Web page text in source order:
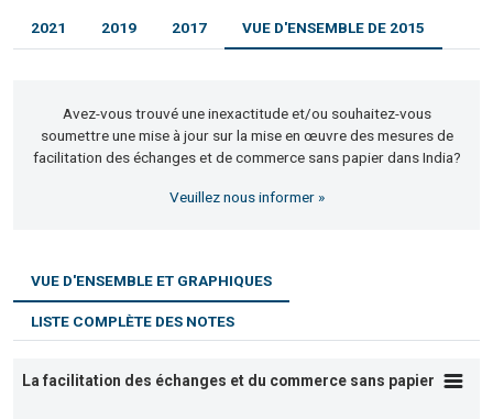
2021 2019 2017 VUE D'ENSEMBLE DE 2015
Avez-vous trouvé une inexactitude et/ou souhaitez-vous
soumettre une mise à jour sur la mise en œuvre des mesures de
facilitation des échanges et de commerce sans papier dans India?
Veuillez nous informer »
VUE D'ENSEMBLE ET GRAPHIQUES
LISTE COMPLÈTE DES NOTES
La facilitation des échanges et du
La facilitation des échanges et du commerce sans papier